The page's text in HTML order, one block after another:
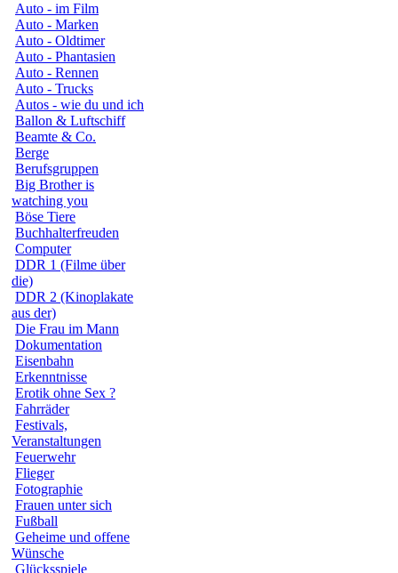
Auto - im Film
Auto - Marken
Auto - Oldtimer
Auto - Phantasien
Auto - Rennen
Auto - Trucks
Autos - wie du und ich
Ballon & Luftschiff
Beamte & Co.
Berge
Berufsgruppen
Big Brother is
watching you
Böse Tiere
Buchhalterfreuden
Computer
DDR 1 (Filme über
die)
DDR 2 (Kinoplakate
aus der)
Die Frau im Mann
Dokumentation
Eisenbahn
Erkenntnisse
Erotik ohne Sex ?
Fahrräder
Festivals,
Veranstaltungen
Feuerwehr
Flieger
Fotographie
Frauen unter sich
Fußball
Geheime und offene
Wünsche
Glücksspiele